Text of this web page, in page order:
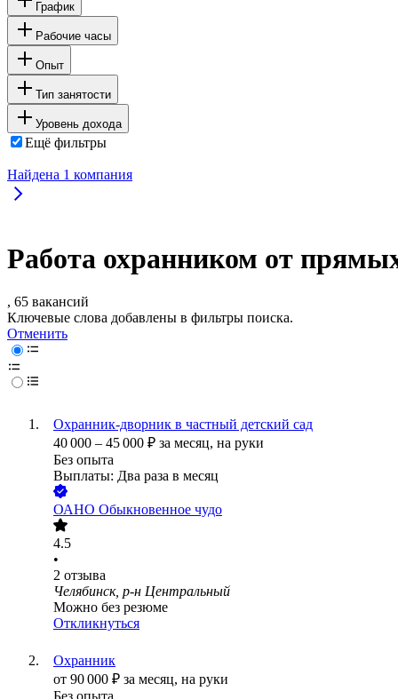
График
Рабочие часы
Опыт
Тип занятости
Уровень дохода
Ещё фильтры
Найдена 1 компания
Работа охранником от
, 65 вакансий
Ключевые слова добавлены в фильтры поиска.
Отменить
Охранник-дворник в частный детский сад
40 000 – 45 000 ₽ за месяц, на руки
Без опыта
Выплаты: Два раза в месяц
ОАНО Обыкновенное чудо
4.5
•
2 отзыва
Челябинск, р-н Центральный
Можно без резюме
Откликнуться
Охранник
от 90 000 ₽ за месяц, на руки